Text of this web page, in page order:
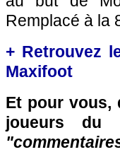
Remplacé à la
+ Retrouvez
Maxifoot
Et pour vous,
joueurs du